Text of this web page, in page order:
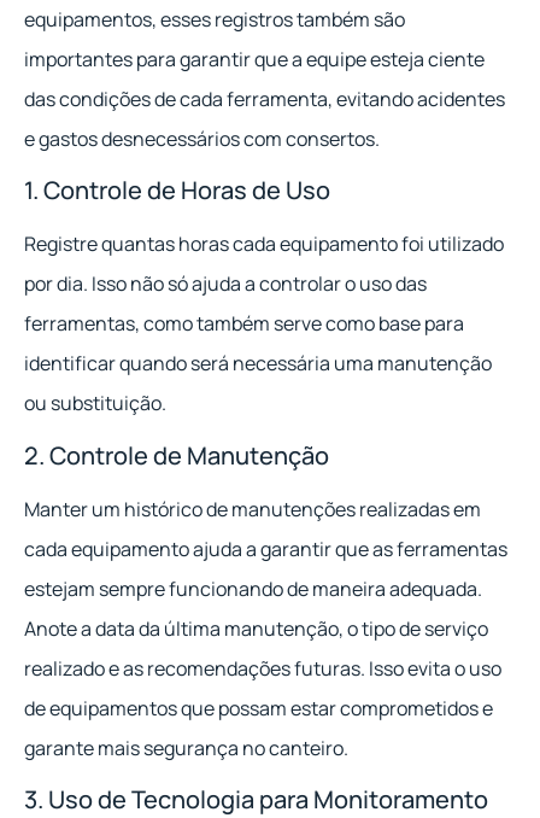
equipamentos, esses registros também são
importantes para garantir que a equipe esteja ciente
das condições de cada ferramenta, evitando acidentes
e gastos desnecessários com consertos.
1. Controle de Horas de Uso
Registre quantas horas cada equipamento foi utilizado
por dia. Isso não só ajuda a controlar o uso das
ferramentas, como também serve como base para
identificar quando será necessária uma manutenção
ou substituição.
2. Controle de Manutenção
Manter um histórico de manutenções realizadas em
cada equipamento ajuda a garantir que as ferramentas
estejam sempre funcionando de maneira adequada.
Anote a data da última manutenção, o tipo de serviço
realizado e as recomendações futuras. Isso evita o uso
de equipamentos que possam estar comprometidos e
garante mais segurança no canteiro.
3. Uso de Tecnologia para Monitoramento